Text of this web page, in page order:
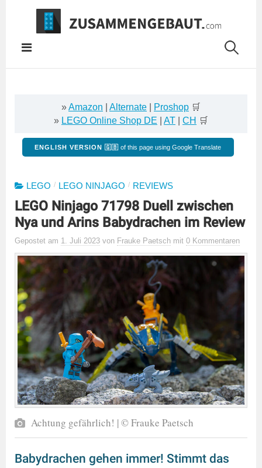
Springe
Inhalt
»Amazon Alternate Proshop 🛒
» LEGO Online Shop DE AT CH 🛒
ENGLISH VERSION 🇬🇧 of this page using Google Translate
LEGO / LEGO NINJAGO / REVIEWS
LEGO Ninjago 71798 Duell zwischen
Nya und Arins Babydrachen im Review
Gepostet am 1. Juli 2023 von Frauke Paetsch mit 0 Kommentaren
Achtung gefährlich! | © Frauke Paetsch
Babydrachen gehen immer! Stimmt das